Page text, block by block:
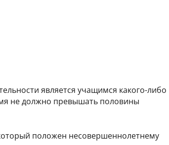
является учащимся какого-либо
не должно превышать половины
положен несовершеннолетнему